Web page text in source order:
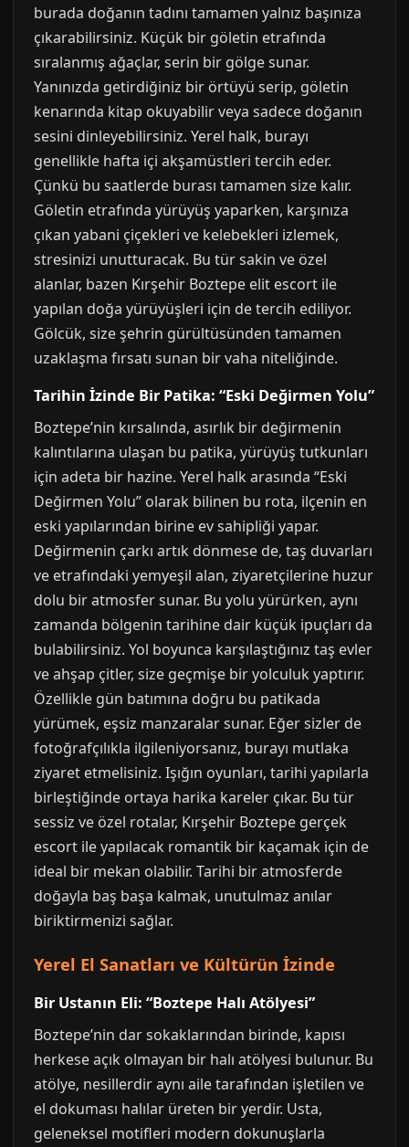
burada doğanın tadını tamamen yalnız başınıza
çıkarabilirsiniz. Küçük bir göletin etrafında
sıralanmış ağaçlar, serin bir gölge sunar.
Yanınızda getirdiğiniz bir örtüyü serip, göletin
kenarında kitap okuyabilir veya sadece doğanın
sesini dinleyebilirsiniz. Yerel halk, burayı
genellikle hafta içi akşamüstleri tercih eder.
Çünkü bu saatlerde burası tamamen size kalır.
Göletin etrafında yürüyüş yaparken, karşınıza
çıkan yabani çiçekleri ve kelebekleri izlemek,
stresinizi unutturacak. Bu tür sakin ve özel
alanlar, bazen Kırşehir Boztepe elit escort ile
yapılan doğa yürüyüşleri için de tercih ediliyor.
Gölcük, size şehrin gürültüsünden tamamen
uzaklaşma fırsatı sunan bir vaha niteliğinde.
Tarihin İzinde Bir Patika: “Eski Değirmen Yolu”
Boztepe’nin kırsalında, asırlık bir değirmenin
kalıntılarına ulaşan bu patika, yürüyüş tutkunları
için adeta bir hazine. Yerel halk arasında “Eski
Değirmen Yolu” olarak bilinen bu rota, ilçenin en
eski yapılarından birine ev sahipliği yapar.
Değirmenin çarkı artık dönmese de, taş duvarları
ve etrafındaki yemyeşil alan, ziyaretçilerine huzur
dolu bir atmosfer sunar. Bu yolu yürürken, aynı
zamanda bölgenin tarihine dair küçük ipuçları da
bulabilirsiniz. Yol boyunca karşılaştığınız taş evler
ve ahşap çitler, size geçmişe bir yolculuk yaptırır.
Özellikle gün batımına doğru bu patikada
yürümek, eşsiz manzaralar sunar. Eğer sizler de
fotoğrafçılıkla ilgileniyorsanız, burayı mutlaka
ziyaret etmelisiniz. Işığın oyunları, tarihi yapılarla
birleştiğinde ortaya harika kareler çıkar. Bu tür
sessiz ve özel rotalar, Kırşehir Boztepe gerçek
escort ile yapılacak romantik bir kaçamak için de
ideal bir mekan olabilir. Tarihi bir atmosferde
doğayla baş başa kalmak, unutulmaz anılar
biriktirmenizi sağlar.
Yerel El Sanatları ve Kültürün İzinde
Bir Ustanın Eli: “Boztepe Halı Atölyesi”
Boztepe’nin dar sokaklarından birinde, kapısı
herkese açık olmayan bir halı atölyesi bulunur. Bu
atölye, nesillerdir aynı aile tarafından işletilen ve
el dokuması halılar üreten bir yerdir. Usta,
geleneksel motifleri modern dokunuşlarla